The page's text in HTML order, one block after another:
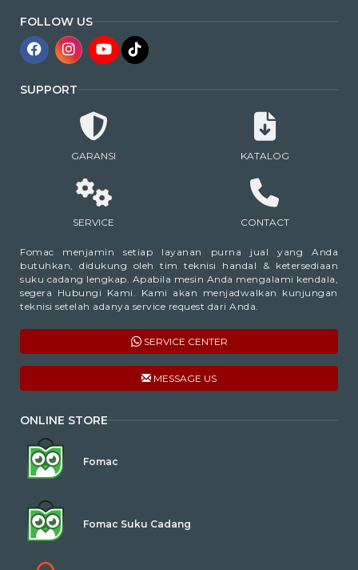
FOLLOW US
SUPPORT
GARANSI KATALOG
SERVICE CONTACT
Fomac menjamin setiap layanan purna jual yang Anda
butuhkan, didukung oleh tim teknisi handal & ketersediaan
suku cadang lengkap. Apabila mesin Anda mengalami kendala,
segera Hubungi Kami. Kami akan menjadwalkan kunjungan
teknisi setelah adanya service request dari Anda.
SERVICE CENTER
MESSAGE US
ONLINE STORE
Fomac
Fomac Suku Cadang